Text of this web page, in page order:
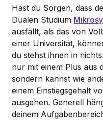
Hast du Sorgen, dass
Dualen Studium
ausfällt, als das von
einer Universität,
du stehst ihnen in
nur mit einem Plus aus
sondern kannst wie
einem Einstiegsgehalt
ausgehen. Generell
deinem